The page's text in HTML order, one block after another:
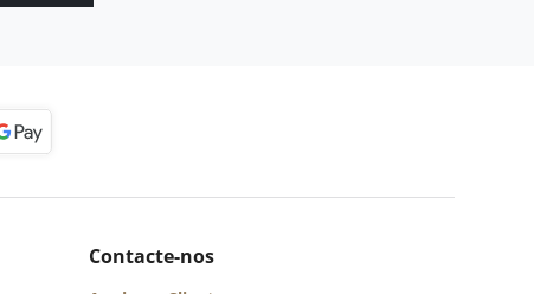
Contacte-nos